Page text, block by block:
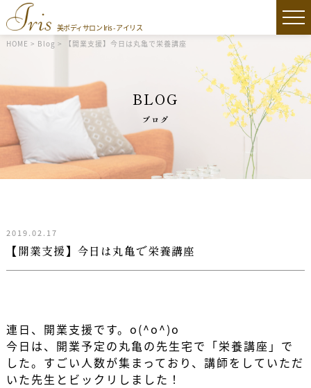
美ボディサロン Iris - アイリス
HOME > Blog > 【開業支援】今日は丸亀で栄養講座
BLOG
ブログ
【開業支援】今日は丸亀で栄養講座
2019.02.17
連日、開業支援です。o(^o^)o
今日は、開業予定の丸亀の先生宅で「栄養講座」で
した。すごい人数が集まっており、講師をしていただ
いた先生とビックリしました！